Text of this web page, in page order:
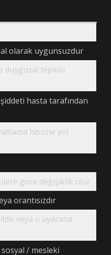
olarak uygunsuzdur
duygusal tepkisi
hasta tarafından
hissine yol
göre değişiklik olur
orantısızdır
veya o uyarana
sosyal / mesleki